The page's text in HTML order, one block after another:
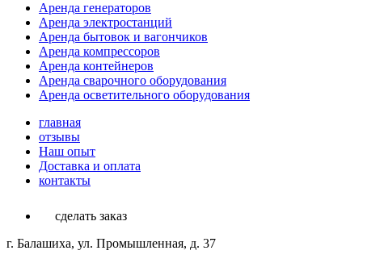
Аренда генераторов
Аренда электростанций
Аренда бытовок и вагончиков
Аренда компрессоров
Аренда контейнеров
Аренда сварочного оборудования
Аренда осветительного оборудования
главная
отзывы
Наш опыт
Доставка и оплата
контакты
сделать заказ
г. Балашиха, ул. Промышленная, д. 37